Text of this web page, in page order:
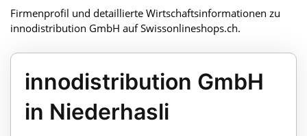
Firmenprofil und detaillierte Wirtschaftsinformationen zu
innodistribution GmbH auf Swissonlineshops.ch.
innodistribution GmbH
in Niederhasli